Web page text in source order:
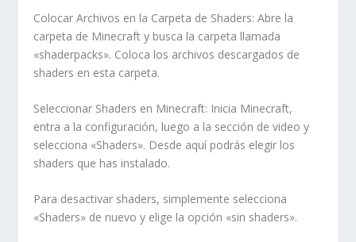
Colocar Archivos en la Carpeta de Shaders: Abre la
carpeta de Minecraft y busca la carpeta llamada
«shaderpacks». Coloca los archivos descargados de
shaders en esta carpeta.
Seleccionar Shaders en Minecraft: Inicia Minecraft,
entra a la configuración, luego a la sección de video y
selecciona «Shaders». Desde aquí podrás elegir los
shaders que has instalado.
Para desactivar shaders, simplemente selecciona
«Shaders» de nuevo y elige la opción «sin shaders».